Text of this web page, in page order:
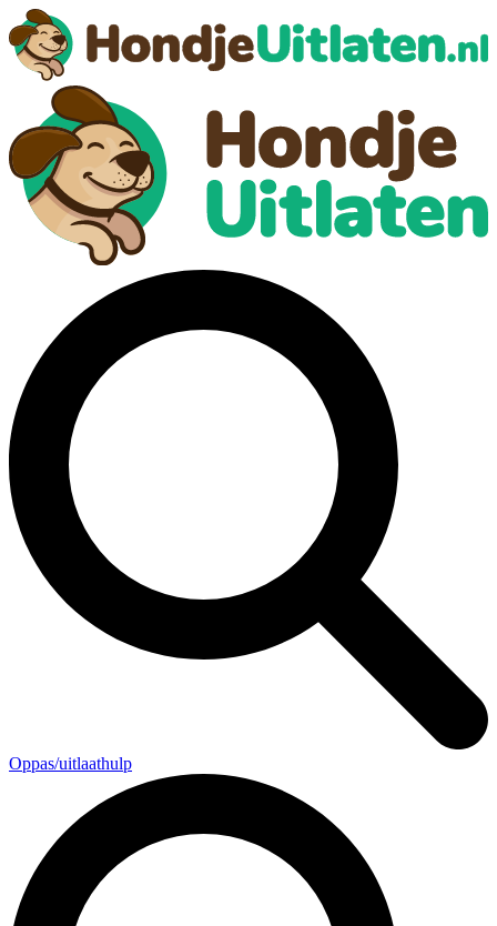
Oppas/uitlaathulp